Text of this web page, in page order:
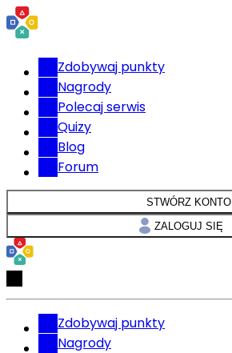
Zdobywaj punkty
Nagrody
Polecaj serwis
Quizy
Blog
Forum
STWÓRZ KONTO
ZALOGUJ SIĘ
Zdobywaj punkty
Nagrody